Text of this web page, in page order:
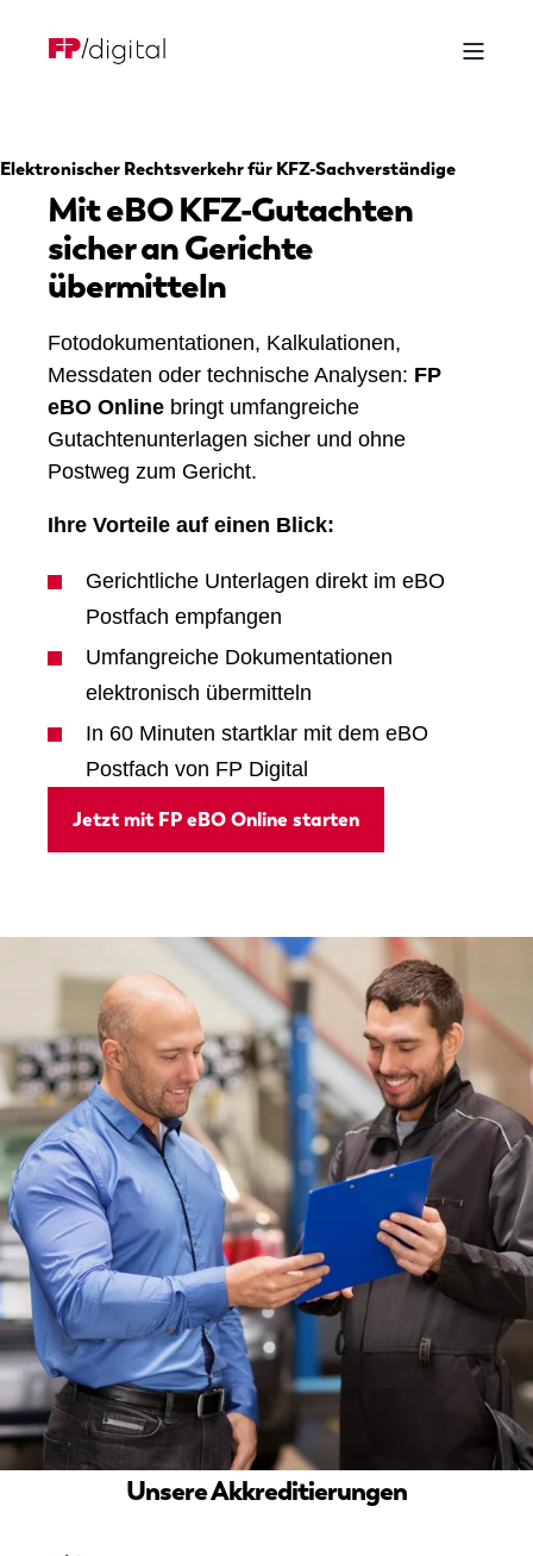
Elektronischer Rechtsverkehr für KFZ-Sachverständige
Mit eBO KFZ-Gutachten
sicher an Gerichte
übermitteln
Fotodokumentationen, Kalkulationen,
Messdaten oder technische Analysen: FP
eBO Online bringt umfangreiche
Gutachtenunterlagen sicher und ohne
Postweg zum Gericht.
Ihre Vorteile auf einen Blick:
Gerichtliche Unterlagen direkt im eBO
Postfach empfangen
Umfangreiche Dokumentationen
elektronisch übermitteln
In 60 Minuten startklar mit dem eBO
Postfach von FP Digital
Jetzt mit FP eBO Online starten
Unsere Akkreditierungen